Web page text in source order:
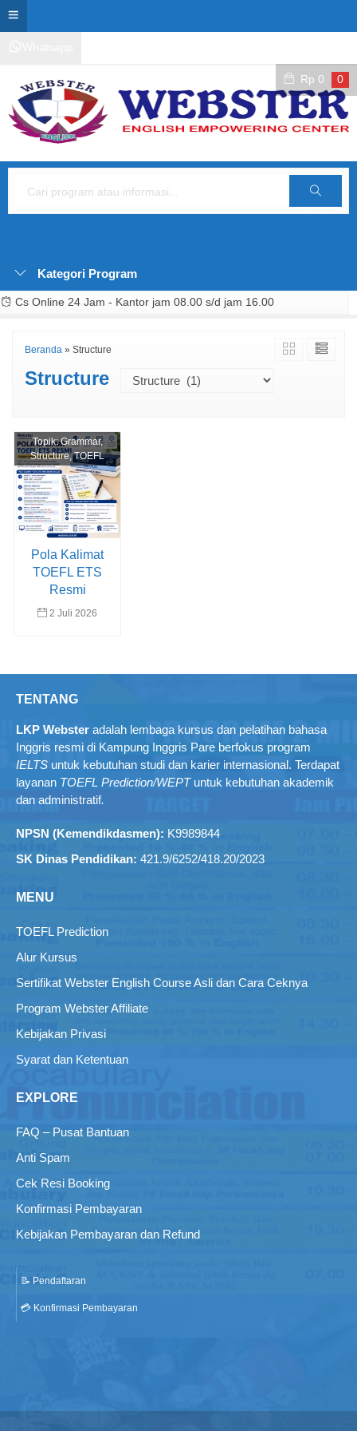
Rp 0 0
Cari
Kategori Program
Cs Online 24 Jam - Kantor jam 08.00 s/d jam 16.00
Beranda » Structure
Structure
Topik:Grammar,
Structure,TOEFL
Pola Kalimat
TOEFL ETS
Resmi
2 Juli 2026
TENTANG
LKP Webster adalah lembaga kursus dan pelatihan bahasa
Inggris resmi di Kampung Inggris Pare berfokus program
IELTS untuk kebutuhan studi dan karier internasional. Terdapat
layanan TOEFL Prediction/WEPTuntuk kebutuhan akademik
dan administratif.
NPSN (Kemendikdasmen): K9989844
SK Dinas Pendidikan: 421.9/6252/418.20/2023
MENU
TOEFL Prediction
Alur Kursus
Sertifikat Webster English Course Asli dan Cara Ceknya
Program Webster Affiliate
Kebijakan Privasi
Syarat dan Ketentuan
EXPLORE
FAQ – Pusat Bantuan
Anti Spam
Cek Resi Booking
Konfirmasi Pembayaran
Kebijakan Pembayaran dan Refund
📝 Pendaftaran
💳 Konfirmasi Pembayaran